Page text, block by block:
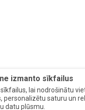
izmanto sīkfailus
lai nodrošinātu
personalizētu saturu un
datu plūsmu.